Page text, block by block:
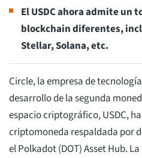
El USDC ahora admite un
blockchain diferentes,
Stellar, Solana, etc.
Circle, la empresa de
desarrollo de la segunda
espacio criptográfico, USDC,
criptomoneda respaldada por
el Polkadot (DOT) Asset Hub.